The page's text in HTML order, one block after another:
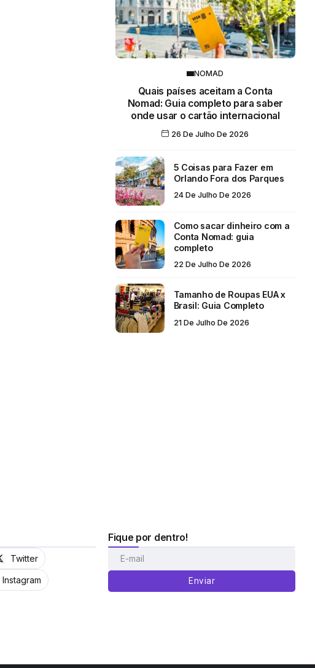
NOMAD
Quais países aceitam a Conta
Nomad: Guia completo para saber
onde usar o cartão internacional
26 De Julho De 2026
5 Coisas para Fazer em
Orlando Fora dos Parques
24 De Julho De 2026
Como sacar dinheiro com a
Conta Nomad: guia
completo
22 De Julho De 2026
Tamanho de Roupas EUA x
Brasil: Guia Completo
21 De Julho De 2026
Twitter
Instagram
Fique por dentro!
Enviar